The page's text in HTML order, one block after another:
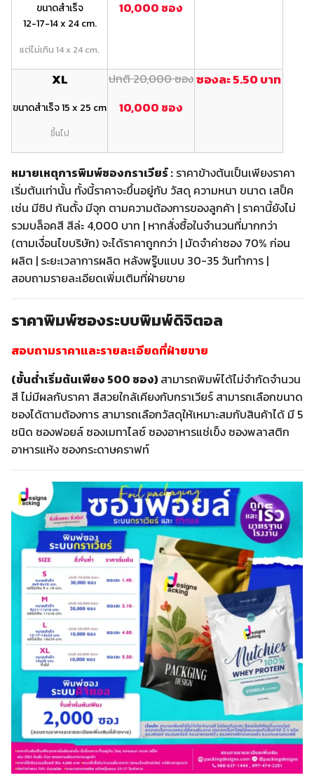
ขนาดสำเร็จ
12-17-14 x 24 cm.
แต่ไม่เกิน 14 x 24 cm.
10,000 ซอง
XL
ขนาดสำเร็จ 15 x 25 cm
ขึ้นไป
ปกติ 20,000 ซอง
10,000 ซอง
ซองละ 5.50 บาท
หมายเหตุการพิมพ์ซองกราเวียร์ : ราคาข้างต้นเป็นเพียงราคา
เริ่มต้นเท่านั้น ทั้งนี้ราคาจะขึ้นอยู่กับ วัสดุ ความหนา ขนาด เสป็ค
เช่น มีซิป ก้นตั้ง มีจุก ตามความต้องการของลูกค้า | ราคานี้ยังไม่
รวมบล็อคสี สีล่ะ 4,000 บาท | หากสั่งซื้อในจำนวนที่มากกว่า
(ตามเงื่อนไขบริษัท) จะได้ราคาถูกกว่า | มัดจำค่าซอง 70% ก่อน
ผลิต | ระยะเวลาการผลิต หลังพรู๊บแบบ 30-35 วันทำการ |
สอบถามรายละเอียดเพิ่มเติมที่ฝ่ายขาย
ราคาพิมพ์ซองระบบพิมพ์ดิจิตอล
สอบถามราคาและรายละเอียดที่ฝ่ายขาย
(ขั้นต่ำเริ่มต้นเพียง 500 ซอง) สามารถพิมพ์ได้ไม่จำกัดจำนวน
สี ไม่มีผลกับราคา สีสวยใกล้เคียงกับกราเวียร์ สามารถเลือกขนาด
ซองได้ตามต้องการ สามารถเลือกวัสดุให้เหมาะสมกับสินค้าได้ มี 5
ชนิด ซองฟอยล์ ซองเมทาไลซ์ ซองอาหารแช่เข็ง ซองพลาสติก
อาหารแห้ง ซองกระดาษคราฟท์